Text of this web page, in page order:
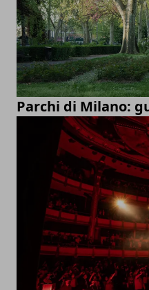
Parchi di Milano: